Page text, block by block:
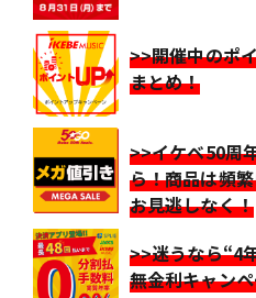
>>開催中のポ
まとめ！
>>イケベ50周
ら！商品は頻
お見逃しなく！
>>迷うなら“4
無金利キャン